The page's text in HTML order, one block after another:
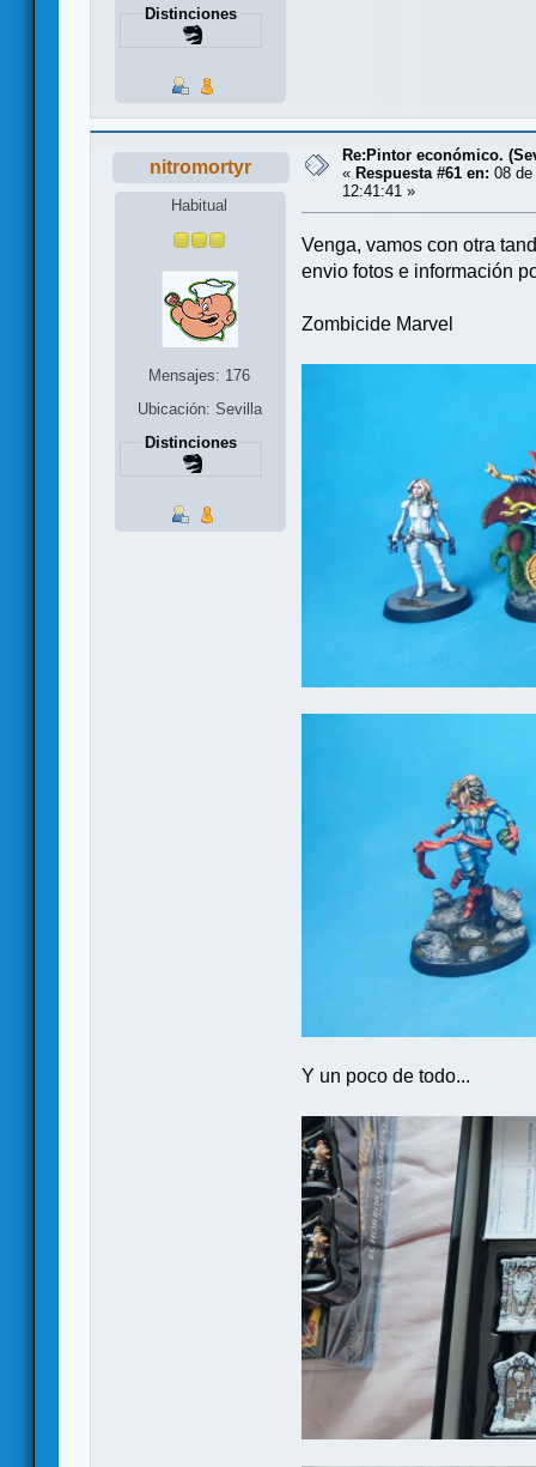
Distinciones
nitromortyr
Habitual
Mensajes: 176
Ubicación: Sevilla
Distinciones
Re:Pintor económico.
« Respuesta #61 en: 08
12:41:41 »
Venga, vamos con otra
envio fotos e información
Zombicide Marvel
Y un poco de todo...